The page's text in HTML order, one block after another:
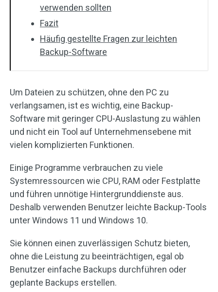
verwenden sollten
Fazit
Häufig gestellte Fragen zur leichten
Backup-Software
Um Dateien zu schützen, ohne den PC zu
verlangsamen, ist es wichtig, eine Backup-
Software mit geringer CPU-Auslastung zu wählen
und nicht ein Tool auf Unternehmensebene mit
vielen komplizierten Funktionen.
Einige Programme verbrauchen zu viele
Systemressourcen wie CPU, RAM oder Festplatte
und führen unnötige Hintergrunddienste aus.
Deshalb verwenden Benutzer leichte Backup-Tools
unter Windows 11 und Windows 10.
Sie können einen zuverlässigen Schutz bieten,
ohne die Leistung zu beeinträchtigen, egal ob
Benutzer einfache Backups durchführen oder
geplante Backups erstellen.